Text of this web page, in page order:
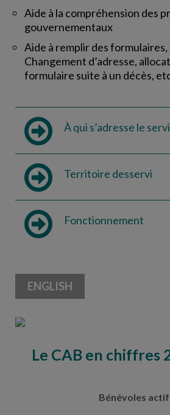
Aide à la compréhension des
gouvernementaux
Aide à remplir des formulaires,
Changement d’adresse,
formulaire suite à un décès,
À qui s’adresse le
Territoire desservi
Fonctionnement
ENGLISH
Le CAB en chiffres
Bénévoles